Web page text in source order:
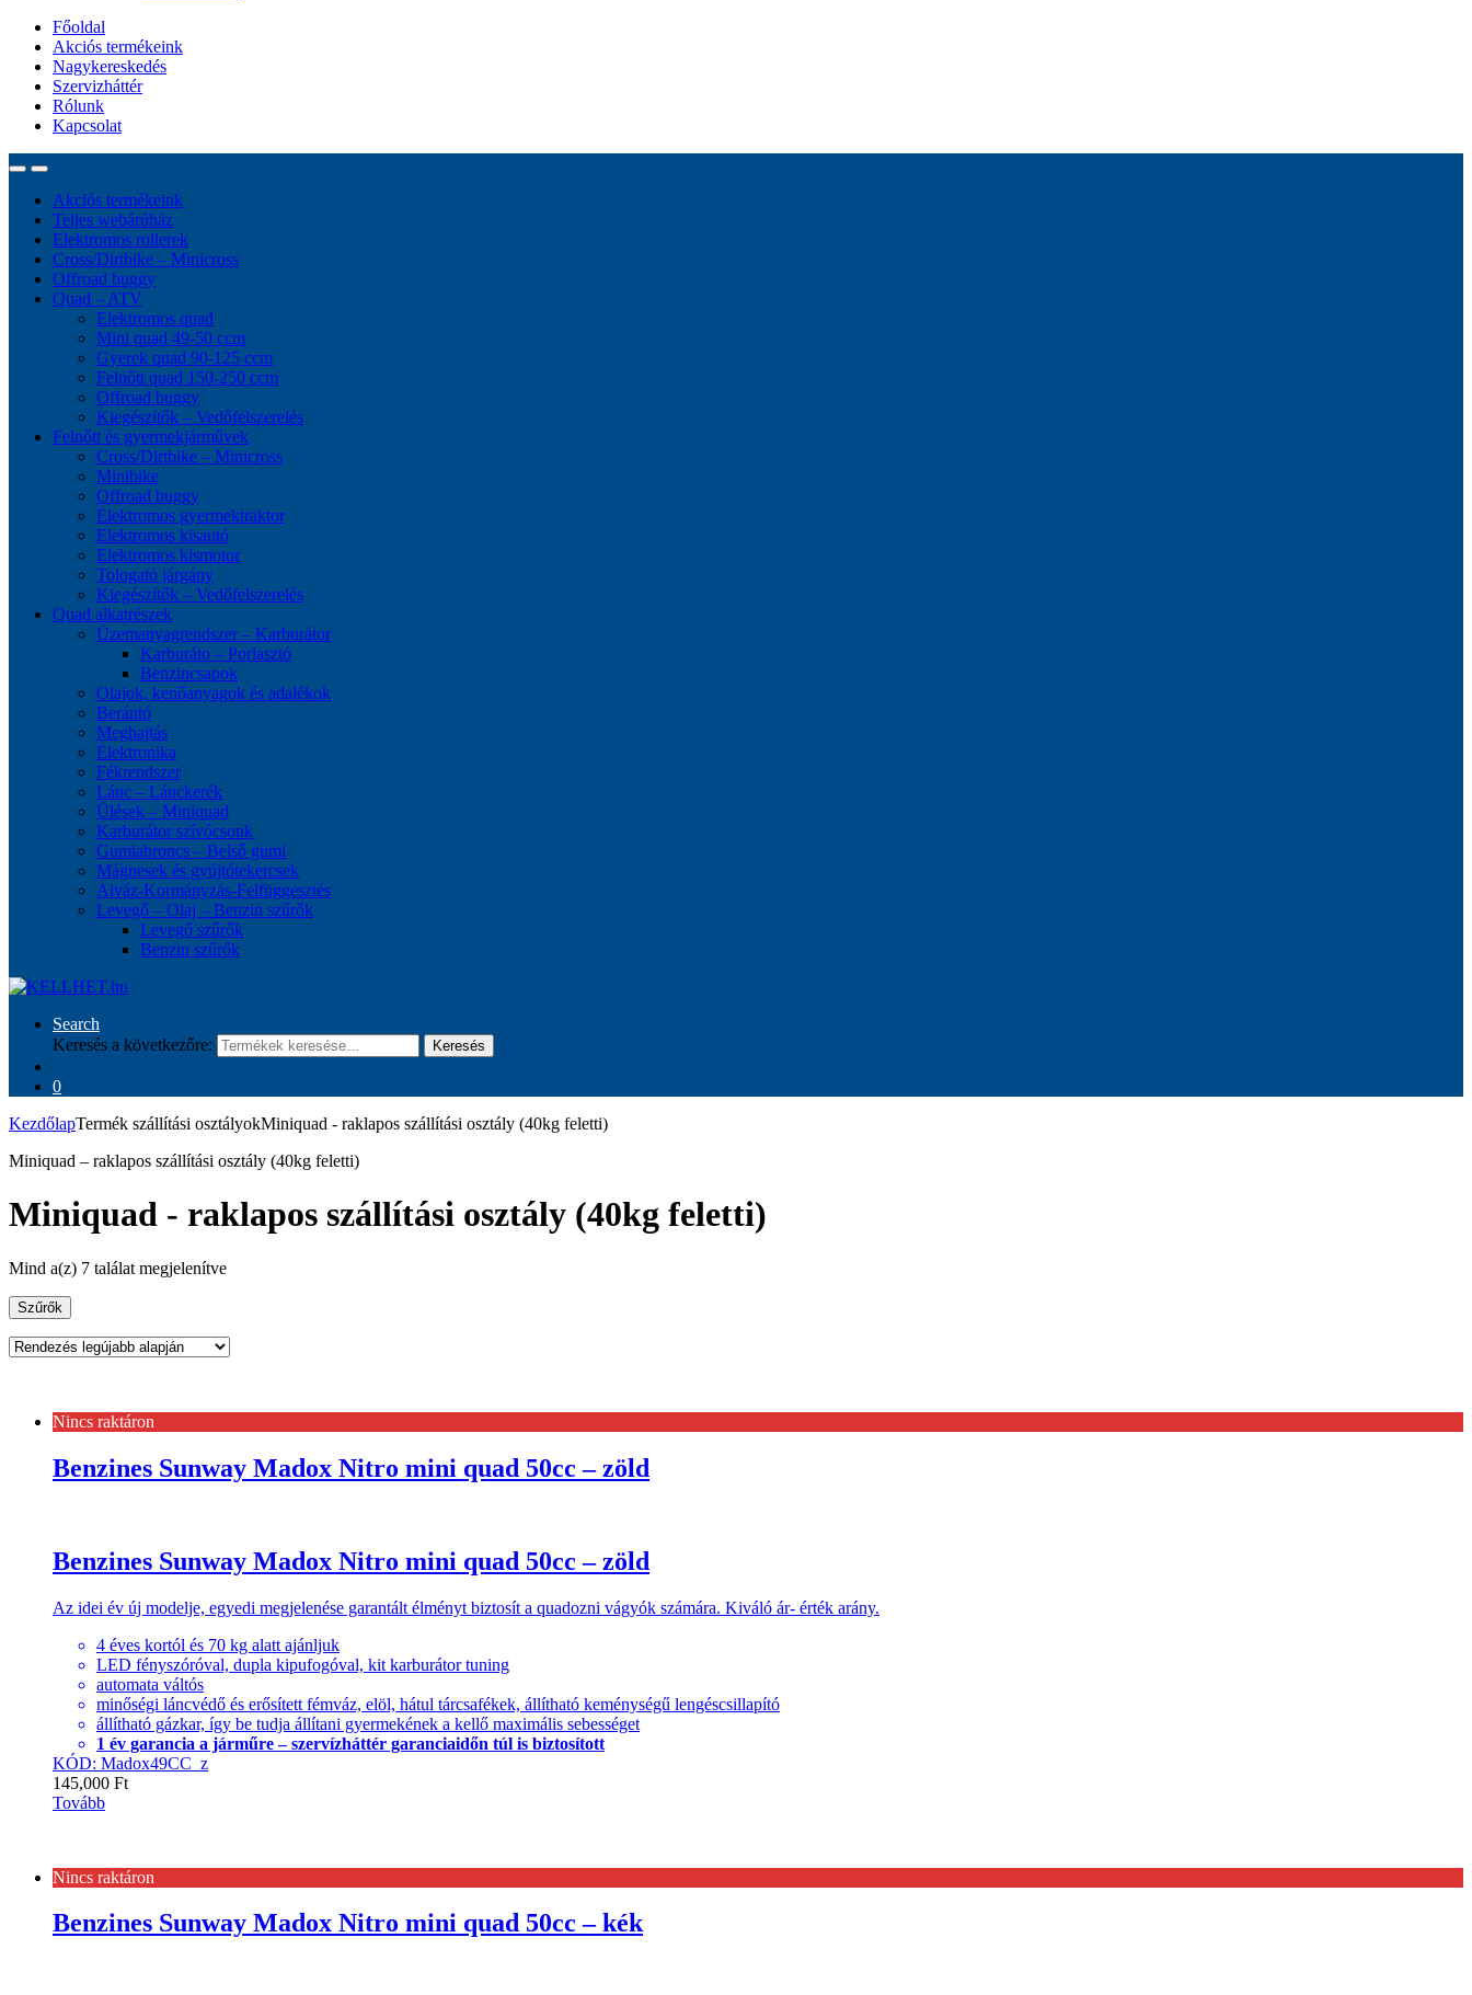
Főoldal
Akciós termékeink
Nagykereskedés
Szervizháttér
Rólunk
Kapcsolat
Akciós termékeink
Teljes webárúház
Elektromos rollerek
Cross/Dirtbike – Minicross
Offroad buggy
Quad – ATV
Elektromos quad
Mini quad 49-50 ccm
Gyerek quad 90-125 ccm
Felnőtt quad 150-250 ccm
Offroad buggy
Kiegészítők – Vedőfelszerelés
Felnőtt és gyermekjárművek
Cross/Dirtbike – Minicross
Minibike
Offroad buggy
Elektromos gyermektraktor
Elektromos kisautó
Elektromos kismotor
Tologató járgány
Kiegészítők – Vedőfelszerelés
Quad alkatrészek
Üzemanyagrendszer – Karburátor
Karburáto – Porlasztó
Benzincsapok
Olajok, kenőanyagok és adalékok
Berántó
Meghajtás
Elektronika
Fékrendszer
Lánc – Lánckerék
Ülések – Miniquad
Karburátor szívócsonk
Gumiabroncs – Belső gumi
Mágnesek és gyújtótekercsek
Alváz-Kormányzás-Felfüggesztés
Levegő – Olaj – Benzin szűrők
Levegő szűrők
Benzin szűrők
Search
Keresés a következőre:
Keresés
0
KezdőlapTermék szállítási osztályokMiniquad - raklapos szállítási osztály (40kg feletti)
Miniquad – raklapos szállítási osztály (40kg feletti)
Miniquad - raklapos szállítási osztály (40kg feletti)
Mind a(z) 7 találat megjelenítve
Szűrők
Nincs raktáron
Benzines Sunway Madox Nitro mini quad 50cc – zöld
Benzines Sunway Madox Nitro mini quad 50cc – zöld
Az idei év új modelje, egyedi megjelenése garantált élményt biztosít a quadozni vágyók számára. Kiváló ár- érték arány.
4 éves kortól és 70 kg alatt ajánljuk
LED fényszóróval, dupla kipufogóval, kit karburátor tuning
automata váltós
minőségi láncvédő és erősített fémváz, elöl, hátul tárcsafékek, állítható keménységű lengéscsillapító
állítható gázkar, így be tudja állítani gyermekének a kellő maximális sebességet
1 év garancia a járműre – szervízháttér garanciaidőn túl is biztosított
KÓD: Madox49CC_z
145,000 Ft
Tovább
Nincs raktáron
Benzines Sunway Madox Nitro mini quad 50cc – kék